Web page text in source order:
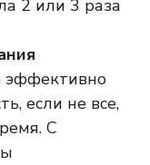
2 или 3 раза
эффективно
если не все,
С